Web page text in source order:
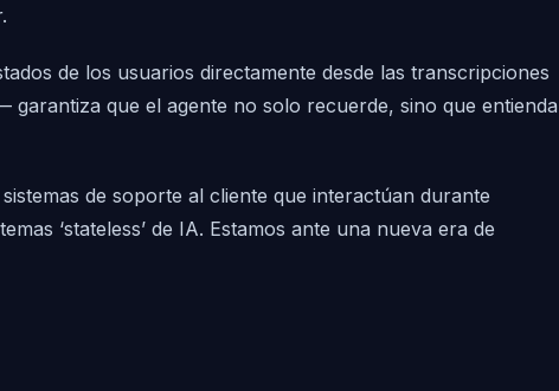
de los usuarios directamente desde las transcripciones
que el agente no solo recuerde, sino que entienda
de soporte al cliente que interactúan durante
‘stateless’ de IA. Estamos ante una nueva era de